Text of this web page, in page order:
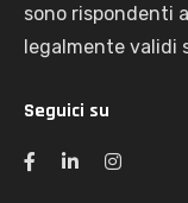
sono rispondenti
legalmente validi
Seguici su